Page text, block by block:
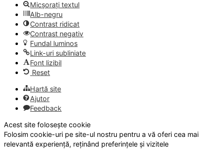
Micșorați textul
Alb-negru
Contrast ridicat
Contrast negativ
Fundal luminos
Link-uri subliniate
Font lizibil
Reset
Hartă site
Ajutor
Feedback
Acest site folosește cookie
Folosim cookie-uri pe site-ul nostru pentru a vă oferi cea mai
relevantă experiență, reținând preferințele și vizitele